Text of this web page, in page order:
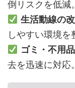
倒リスクを低減。
生活動線の
しやすい環境を
ゴミ・不用
去を迅速に対応。